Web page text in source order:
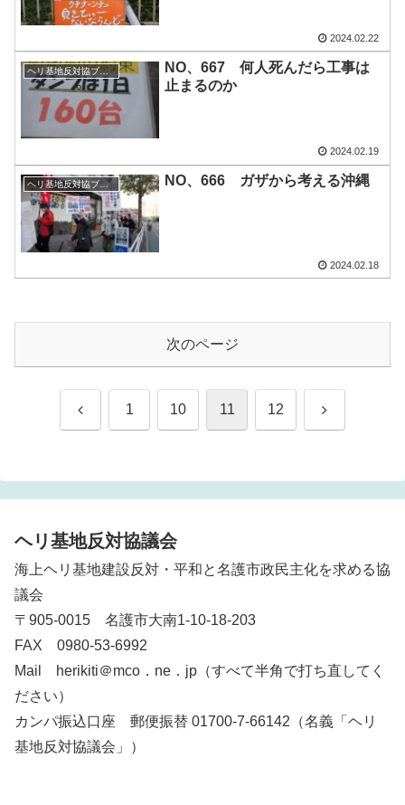
2024.02.22
ヘリ基地反対協ブログ
NO、667 何人死んだら工事は
止まるのか
2024.02.19
ヘリ基地反対協ブログ NO、666 ガザから考える沖縄
2024.02.18
次のページ
前 1 10 11 12 次
ヘリ基地反対協議会
海上ヘリ基地建設反対・平和と名護市政民主化を求める協
議会
〒905-0015 名護市大南1-10-18-203
FAX 0980-53-6992
Mail herikiti＠mco．ne．jp（すべて半角で打ち直してく
ださい）
カンパ振込口座 郵便振替 01700-7-66142（名義「ヘリ
基地反対協議会」）